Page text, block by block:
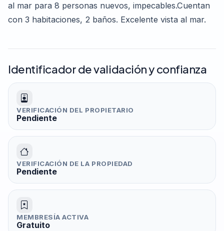
al mar para 8 personas nuevos, impecables.Cuentan
con 3 habitaciones, 2 baños. Excelente vista al mar.
Identificador de validación y confianza
VERIFICACIÓN DEL PROPIETARIO
Pendiente
VERIFICACIÓN DE LA PROPIEDAD
Pendiente
MEMBRESÍA ACTIVA
Gratuito